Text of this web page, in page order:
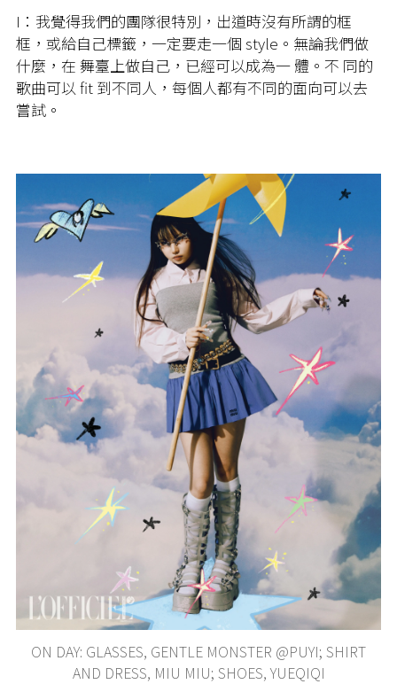
I：我覺得我們的團隊很特別，出道時沒有所謂的框
框，或給自己標籤，一定要走一個 style。無論我們做
什麼，在 舞臺上做自己，已經可以成為一 體。不 同的
歌曲可以 fit 到不同人，每個人都有不同的面向可以去
嘗試。
ON DAY: GLASSES, GENTLE MONSTER @PUYI; SHIRT
AND DRESS, MIU MIU; SHOES, YUEQIQI